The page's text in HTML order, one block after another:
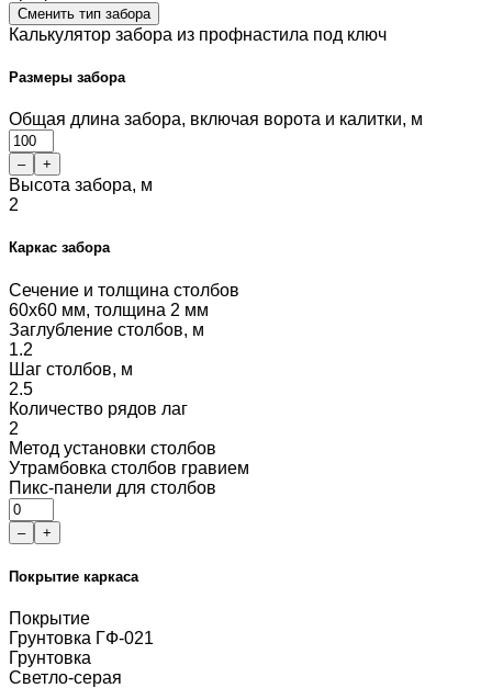
Сменить тип забора
Калькулятор забора из профнастила под ключ
Размеры забора
Общая длина забора, включая ворота и калитки, м
– +
Высота забора, м
2
Каркас забора
Сечение и толщина столбов
60x60 мм, толщина 2 мм
Заглубление столбов, м
1.2
Шаг столбов, м
2.5
Количество рядов лаг
2
Метод установки столбов
Утрамбовка столбов гравием
Пикс-панели для столбов
– +
Покрытие каркаса
Покрытие
Грунтовка ГФ-021
Грунтовка
Светло-серая